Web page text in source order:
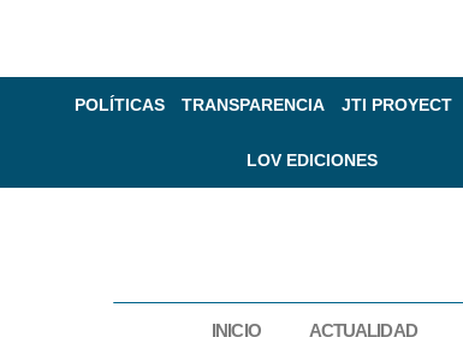
POLÍTICAS TRANSPARENCIA JTI PROYECT
LOV EDICIONES
INICIO ACTUALIDAD